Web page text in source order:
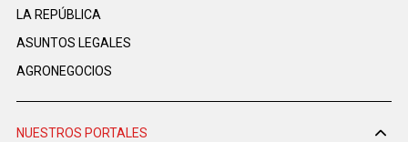
LA REPÚBLICA
ASUNTOS LEGALES
AGRONEGOCIOS
NUESTROS PORTALES